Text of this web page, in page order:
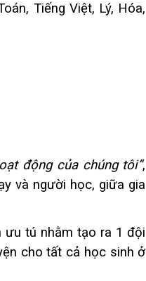
Tiếng Việt, Lý, Hóa,
động của chúng tôi”,
và người học, giữa gia
ưu tú nhằm tạo ra 1 đội
cho tất cả học sinh ở